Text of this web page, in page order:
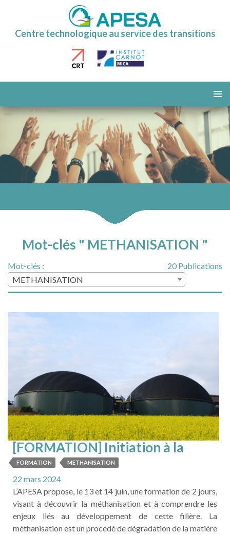
Centre technologique au service des transitions
MENU
AU
CONTENU
Mot-clés " METHANISATION "
20 Publications
Mot-clés :
METHANISATION
[FORMATION] Initiation à la
méthanisation
FORMATION METHANISATION
22 mars 2024
L’APESA propose, le 13 et 14 juin, une formation de 2 jours,
visant à découvrir la méthanisation et à comprendre les
enjeux liés au développement de cette filière. La
méthanisation est un procédé de dégradation de la matière